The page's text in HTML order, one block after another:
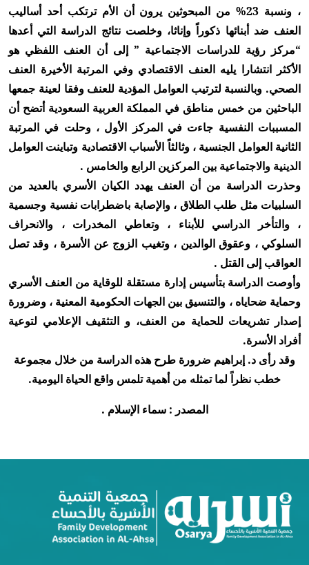
، ونسبة 23% من المبحوثين يرون أن الأم ترتكب أحد أساليب
العنف ضد أبنائها ذكوراً وإناثا، وخلصت نتائج الدراسة التي أعدها
“مركز رؤية للدراسات الاجتماعية ” إلى أن العنف اللفظي هو
الأكثر انتشارا يليه العنف الاقتصادي وفي المرتبة الأخيرة العنف
الصحي. وبالنسبة لترتيب العوامل المؤدية للعنف وفقا لعينة جمعها
الباحثين من خمس مناطق في المملكة العربية السعودية أتضح أن
المسببات النفسية جاءت في المركز الأول ، وحلت في المرتبة
الثانية العوامل الجنسية ، وثالثاً الأسباب الاقتصادية وتباينت العوامل
الدينية والاجتماعية بين المركزين الرابع والخامس .
وحذرت الدراسة من أن العنف يهدد الكيان الأسري بالعديد من
السلبيات مثل طلب الطلاق ، والإصابة باضطرابات نفسية وجسمية
، والتأخر الدراسي للأبناء ، وتعاطي المخدرات ، والانحراف
السلوكي ، وعقوق الوالدين ، وتغيب الزوج عن الأسرة ، وقد تصل
العواقب إلى القتل .
وأوصت الدراسة بتأسيس إدارة مستقلة للوقاية من العنف الأسري
وحماية ضحاياه ، والتنسيق بين الجهات الحكومية المعنية ، وضرورة
إصدار تشريعات للحماية من العنف، و التثقيف الإعلامي لتوعية
أفراد الأسرة.
وقد رأى د. إبراهيم ضرورة طرح هذه الدراسة من خلال مجموعة
خطب نظراً لما تمثله من أهمية تلمس واقع الحياة اليومية.
المصدر : سماء الإسلام .